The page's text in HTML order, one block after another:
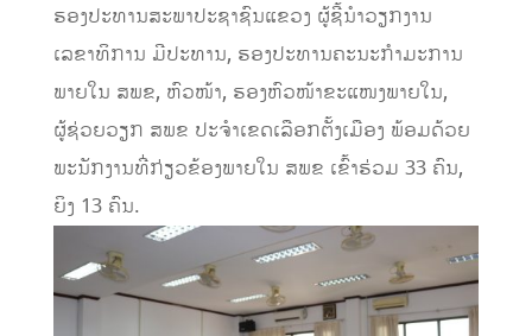
ຮອງປະທານສະພາປະຊາຊົນແຂວງ ຜູ້ຊີ້ນຳວຽກງານ
ເລຂາທິການ ມີປະທານ, ຮອງປະທານຄະນະກຳມະການ
ພາຍໃນ ສພຂ, ຫົວໜ້າ, ຮອງຫົວໜ້າຂະແໜງພາຍໃນ,
ຜູ້ຊ່ວຍວຽກ ສພຂ ປະຈຳເຂດເລືອກຕັ້ງເມືອງ ພ້ອມດ້ວຍ
ພະນັກງານທີ່ກ່ຽວຂ້ອງພາຍໃນ ສພຂ ເຂົ້າຮ່ວມ 33 ຄົນ,
ຍິງ 13 ຄົນ.